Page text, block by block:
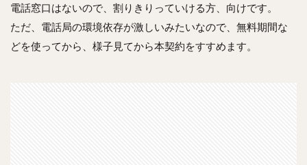
電話窓口はないので、割りきりっていける方、向けです。
ただ、電話局の環境依存が激しいみたいなので、無料期間な
どを使ってから、様子見てから本契約をすすめます。